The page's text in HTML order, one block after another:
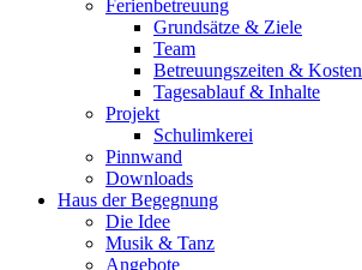
Ferienbetreuung
Grundsätze & Ziele
Team
Betreuungszeiten & Kosten
Tagesablauf & Inhalte
Projekt
Schulimkerei
Pinnwand
Downloads
Haus der Begegnung
Die Idee
Musik & Tanz
Angebote